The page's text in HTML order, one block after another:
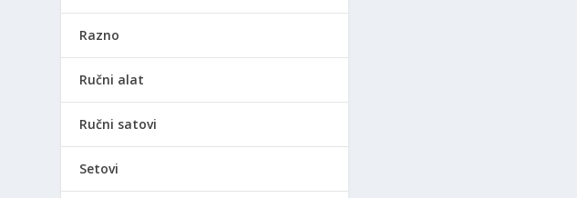
Razno
Ručni alat
Ručni satovi
Setovi